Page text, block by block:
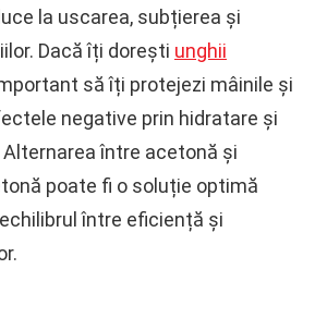
la uscarea, subțierea și
Dacă îți dorești unghii
să îți protejezi mâinile și
negative prin hidratare și
între acetonă și
poate fi o soluție optimă
între eficiență și